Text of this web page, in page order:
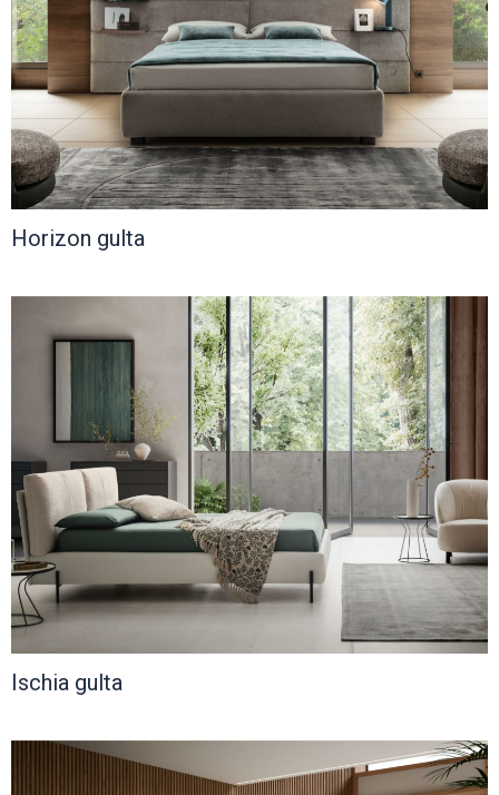
Horizon gulta
Ischia gulta